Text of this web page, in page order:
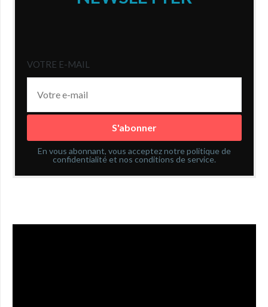
VOTRE E-MAIL
En vous abonnant, vous acceptez notre politique de
confidentialité et nos conditions de service.